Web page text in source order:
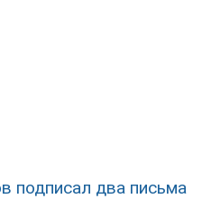
подписал два письма